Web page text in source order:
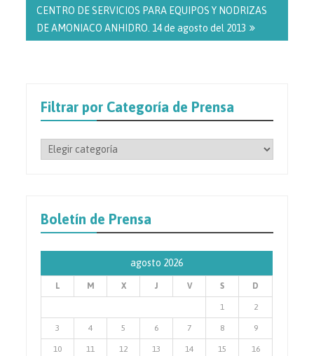
CENTRO DE SERVICIOS PARA EQUIPOS Y NODRIZAS
DE AMONIACO ANHIDRO. 14 de agosto del 2013
Filtrar por Categoría de Prensa
Filtrar
Prensa
Boletín de Prensa
agosto 2026
L M X J V S D
1 2
3 4 5 6 7 8 9
10 11 12 13 14 15 16